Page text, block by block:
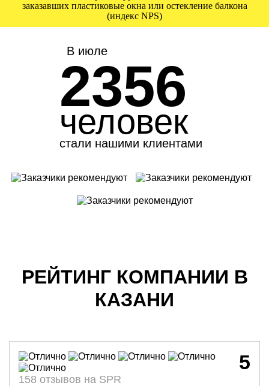
заказавших пластиковые окна или остекление балкона
(индекс NPS)
В июле
2356
человек
стали нашими клиентами
РЕЙТИНГ КОМПАНИИ В
КАЗАНИ
5
158 отзывов на SPR